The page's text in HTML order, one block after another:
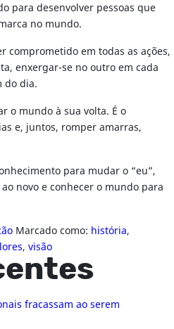
para desenvolver pessoas que
no mundo.
comprometido em todas as ações,
enxergar-se no outro em cada
do dia.
o mundo à sua volta. É o
e, juntos, romper amarras,
para mudar o “eu”,
novo e conhecer o mundo para
Marcado como: história,
, visão
fracassam ao serem